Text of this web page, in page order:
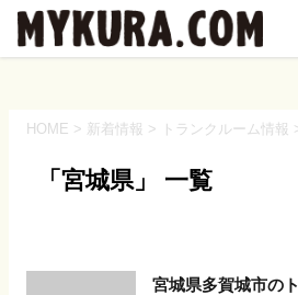
HOME > 新着情報 > トランクルーム情報
「宮城県」 一覧
宮城県多賀城市の